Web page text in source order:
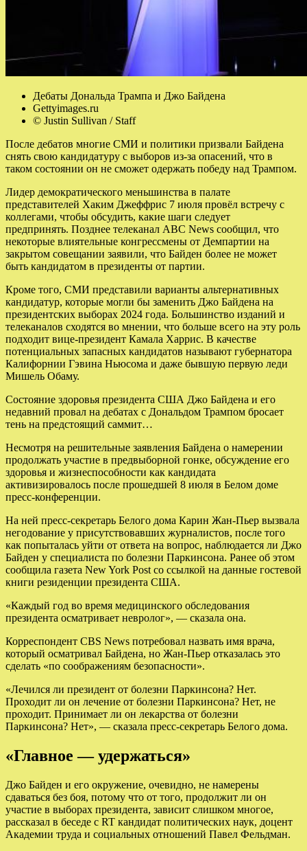
Дебаты Дональда Трампа и Джо Байдена
Gettyimages.ru
© Justin Sullivan / Staff
После дебатов многие СМИ и политики призвали Байдена
снять свою кандидатуру с выборов из-за опасений, что в
таком состоянии он не сможет одержать победу над Трампом.
Лидер демократического меньшинства в палате
представителей Хаким Джеффрис 7 июля провёл встречу с
коллегами, чтобы обсудить, какие шаги следует
предпринять. Позднее телеканал ABC News сообщил, что
некоторые влиятельные конгрессмены от Демпартии на
закрытом совещании заявили, что Байден более не может
быть кандидатом в президенты от партии.
Кроме того, СМИ представили варианты альтернативных
кандидатур, которые могли бы заменить Джо Байдена на
президентских выборах 2024 года. Большинство изданий и
телеканалов сходятся во мнении, что больше всего на эту роль
подходит вице-президент Камала Харрис. В качестве
потенциальных запасных кандидатов называют губернатора
Калифорнии Гэвина Ньюсома и даже бывшую первую леди
Мишель Обаму.
Состояние здоровья президента США Джо Байдена и его
недавний провал на дебатах с Дональдом Трампом бросает
тень на предстоящий саммит…
Несмотря на решительные заявления Байдена о намерении
продолжать участие в предвыборной гонке, обсуждение его
здоровья и жизнеспособности как кандидата
активизировалось после прошедшей 8 июля в Белом доме
пресс-конференции.
На ней пресс-секретарь Белого дома Карин Жан-Пьер вызвала
негодование у присутствовавших журналистов, после того
как попыталась уйти от ответа на вопрос, наблюдается ли Джо
Байден у специалиста по болезни Паркинсона. Ранее об этом
сообщила газета New York Post со ссылкой на данные гостевой
книги резиденции президента США.
«Каждый год во время медицинского обследования
президента осматривает невролог», — сказала она.
Корреспондент CBS News потребовал назвать имя врача,
который осматривал Байдена, но Жан-Пьер отказалась это
сделать «по соображениям безопасности».
«Лечился ли президент от болезни Паркинсона? Нет.
Проходит ли он лечение от болезни Паркинсона? Нет, не
проходит. Принимает ли он лекарства от болезни
Паркинсона? Нет», — сказала пресс-секретарь Белого дома.
«Главное — удержаться»
Джо Байден и его окружение, очевидно, не намерены
сдаваться без боя, потому что от того, продолжит ли он
участие в выборах президента, зависит слишком многое,
рассказал в беседе с RT кандидат политических наук, доцент
Академии труда и социальных отношений Павел Фельдман.